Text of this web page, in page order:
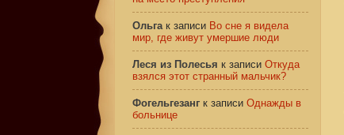
Ольгак записи Во сне я видела
мир, где живут умершие люди
Леся из Полесья к записи Откуда
взялся этот странный мальчик?
Фогельгезанг к записи Однажды в
больнице